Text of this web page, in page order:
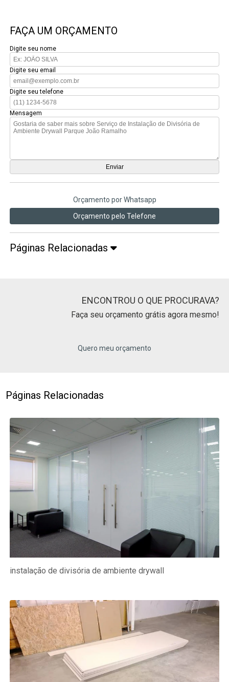
FAÇA UM ORÇAMENTO
Digite seu nome
Digite seu email
Digite seu telefone
Mensagem
Orçamento por Whatsapp
Orçamento pelo Telefone
Páginas Relacionadas
ENCONTROU O QUE PROCURAVA?
Faça seu orçamento grátis agora mesmo!
Quero meu orçamento
Páginas Relacionadas
instalação de divisória de ambiente drywall